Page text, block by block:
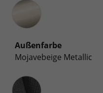
Außenfarbe
Mojavebeige Metallic
Innenausstattung